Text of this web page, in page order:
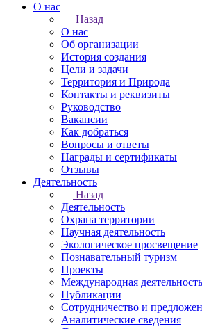
О нас
Назад
О нас
Об организации
История создания
Цели и задачи
Территория и Природа
Контакты и реквизиты
Руководство
Вакансии
Как добраться
Вопросы и ответы
Награды и сертификаты
Отзывы
Деятельность
Назад
Деятельность
Охрана территории
Научная деятельность
Экологическое просвещение
Познавательный туризм
Проекты
Международная деятельность
Публикации
Сотрудничество и
Аналитические сведения